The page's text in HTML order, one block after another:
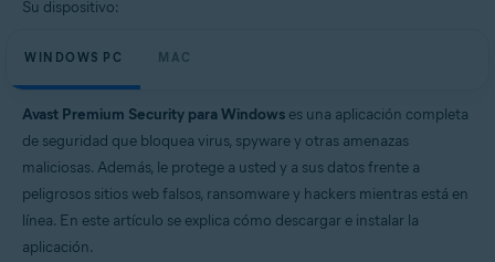
Avast Premium Security 15.x para Mac
Microsoft Windows 10 Home/Pro/Enterprise/Education - 32 o 64 bits
Microsoft Windows 8.1/Pro/Enterprise - 32 o 64 bits
Microsoft Windows 8/Pro/Enterprise - 32 o 64 bits
Premium/Professional/Enterprise/Ultimate - Service Pack 1 con
Convenient Rollup Update, 32 o 64 bits
Su dispositivo:
WINDOWS PC MAC
Avast Premium Security para Windows es una aplicación completa
de seguridad que bloquea virus, spyware y otras amenazas
maliciosas. Además, le protege a usted y a sus datos frente a
peligrosos sitios web falsos, ransomware y hackers mientras está en
línea. En este artículo se explica cómo descargar e instalar la
aplicación.